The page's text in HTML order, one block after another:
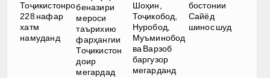
Тоҷикистонро
228 нафар
хатм
намуданд
беназири
мероси
таърихию
фарҳангии
Тоҷикистон
доир
мегардад
Шоҳин,
Тоҷикобод,
Нуробод,
Муъминобод
ва Варзоб
баргузор
мегарданд
бостонии
Сайёд
шинос шуд